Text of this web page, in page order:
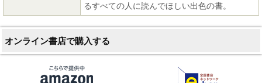
るすべての人に読んでほしい出色の書。
オンライン書店で購入する